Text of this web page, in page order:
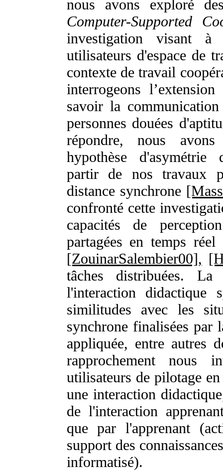
nous avons exploré
Computer-Supported
investigation visant à
utilisateurs d'espace de
contexte de travail
interrogeons
savoir la
personnes douées
répondre, nous
hypothèse d'asymétrie
partir de nos travaux
distance synchrone
confronté cette
capacités de
partagées en temps
[ZouinarSalembier00],
tâches distribuées.
l'interaction didactique
similitudes avec les
synchrone finalisées par
appliquée, entre autres
rapprochement nous
utilisateurs de pilotage
une interaction
de l'interaction
que par l'apprenant
support des
informatisé).